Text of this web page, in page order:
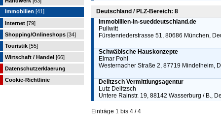
Immobilien [41]
Internet [79]
Shopping/Onlineshops [34]
Touristik [55]
Wirtschaft / Handel [66]
Datenschutzerklaerung
Cookie-Richtlinie
Deutschland / PLZ-Bereich: 8
immobillien-in-sueddeutschland.de
Pullwitt
Fürstenriederstrasse 51, 80686 München,
Schwäbische Hauskonzepte
Elmar Pohl
Westernacher Straße 2, 87719 Mindelheim,
Delitzsch Vermittlungsagentur
Lutz Delitzsch
Untere Rainstr. 19, 88142 Wasserburg / B.,
Einträge 1 bis 4 / 4